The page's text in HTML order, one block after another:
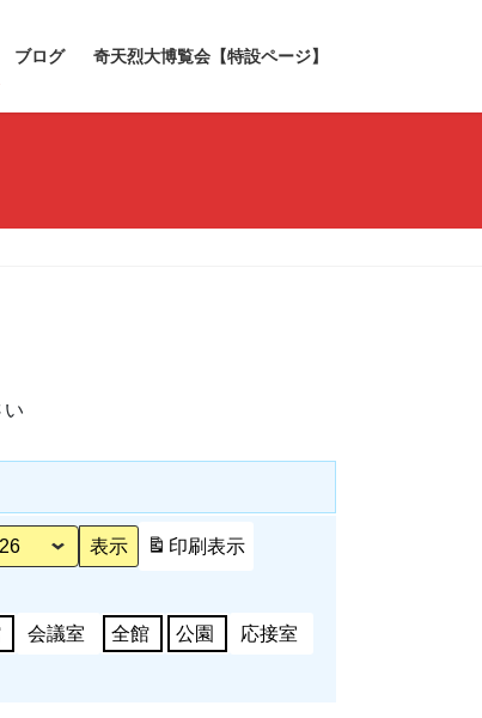
ブログ 奇天烈大博覧会【特設ページ】
い
印刷表示
会議室 全館 公園 応接室